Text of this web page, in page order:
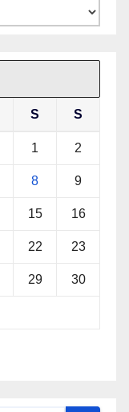
S S
1 2
8 9
15 16
22 23
29 30